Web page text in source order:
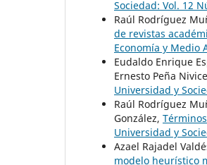
Sociedad: Vol. 12
Raúl Rodríguez
de revistas
Economía y Medio
Eudaldo Enrique
Ernesto Peña
Universidad y
Raúl Rodríguez
González,
Universidad y
Azael Rajadel
modelo heurístico